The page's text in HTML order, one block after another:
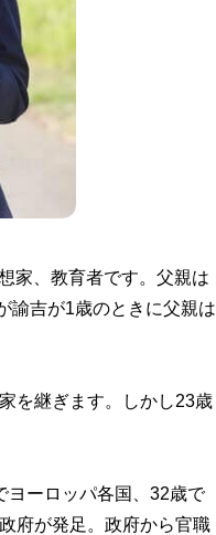
家、教育者です。父親は
諭吉が1歳のときに父親は
を継ぎます。しかし23歳
ヨーロッパ各国、32歳で
府が発足。政府から官職